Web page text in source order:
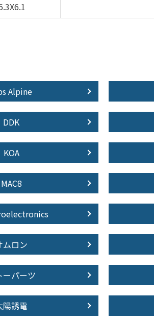
Alpine
DDK
KOA
MAC8
ムロン
ーパーツ
陽誘電